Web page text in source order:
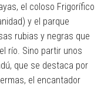
el coloso Frigorífico
y el parque
rubias y negras que
río. Sino partir unos
que se destaca por
el encantador